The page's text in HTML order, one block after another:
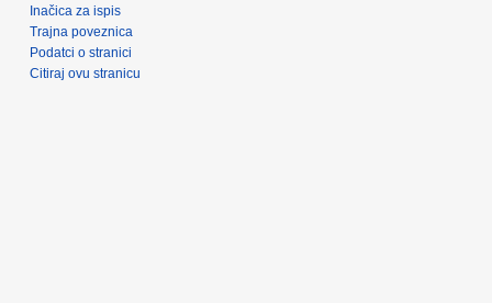
Inačica za ispis
Trajna poveznica
Podatci o stranici
Citiraj ovu stranicu